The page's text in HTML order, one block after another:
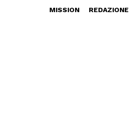
MISSION REDAZIONE